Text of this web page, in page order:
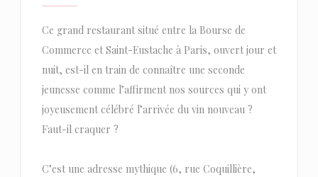
Ce grand restaurant situé entre la Bourse de
Commerce et Saint-Eustache à Paris, ouvert jour et
nuit, est-il en train de connaître une seconde
jeunesse comme l’affirment nos sources qui y ont
joyeusement célébré l’arrivée du vin nouveau ?
Faut-il craquer ?
C’est une adresse mythique (6, rue Coquillière,